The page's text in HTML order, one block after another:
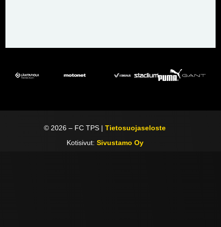
© 2026 – FC TPS |Tietosuojaseloste
Kotisivut: Sivustamo Oy